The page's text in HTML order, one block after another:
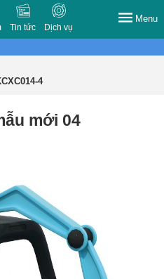
Tin tức Dịch vụ
Menu
4
mới 04